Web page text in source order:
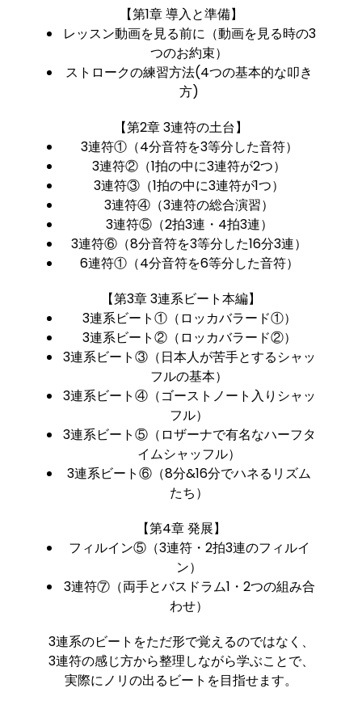
【第1章 導入と準備】
レッスン動画を見る前に（動画を見る時の3
つのお約束）
ストロークの練習方法(4つの基本的な叩き
方)
【第2章 3連符の土台】
3連符①（4分音符を3等分した音符）
3連符②（1拍の中に3連符が2つ）
3連符③（1拍の中に3連符が1つ）
3連符④（3連符の総合演習）
3連符⑤（2拍3連・4拍3連）
3連符⑥（8分音符を3等分した16分3連）
6連符①（4分音符を6等分した音符）
【第3章 3連系ビート本編】
3連系ビート①（ロッカバラード①）
3連系ビート②（ロッカバラード②）
3連系ビート③（日本人が苦手とするシャッ
フルの基本）
3連系ビート④（ゴーストノート入りシャッ
フル）
3連系ビート⑤（ロザーナで有名なハーフタ
イムシャッフル）
3連系ビート⑥（8分&16分でハネるリズム
たち）
【第4章 発展】
フィルイン⑤（3連符・2拍3連のフィルイ
ン）
3連符⑦（両手とバスドラム1・2つの組み合
わせ）
3連系のビートをただ形で覚えるのではなく、
3連符の感じ方から整理しながら学ぶことで、
実際にノリの出るビートを目指せます。